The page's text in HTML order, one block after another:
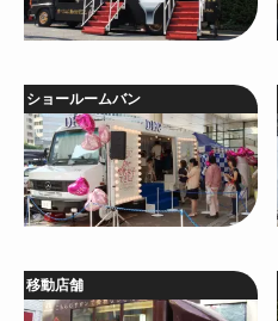
ショールームバン
移動店舗